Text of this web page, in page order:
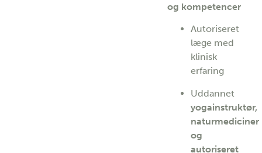
og kompetencer
Autoriseret
læge med
klinisk
erfaring
Uddannet
yogainstruktør,
naturmediciner
og
autoriseret